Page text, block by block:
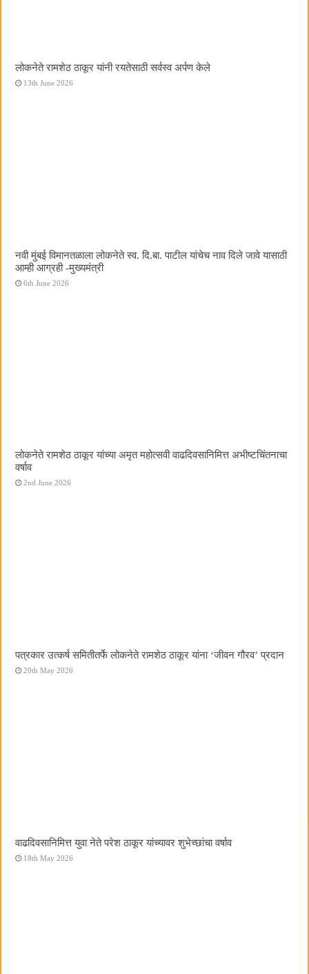
लोकनेते रामशेठ ठाकूर यांनी रयतेसाठी सर्वस्व अर्पण केले
13th June 2026
नवी मुंबई विमानतळाला लोकनेते स्व. दि.बा. पाटील यांचेच नाव दिले जावे यासाठी
आम्ही आग्रही -मुख्यमंत्री
6th June 2026
लोकनेते रामशेठ ठाकूर यांच्या अमृत महोत्सवी वाढदिवसानिमित्त अभीष्टचिंतनाचा
वर्षाव
2nd June 2026
पत्रकार उत्कर्ष समितीतर्फे लोकनेते रामशेठ ठाकूर यांना ‌‘जीवन गौरव‌’ प्रदान
20th May 2026
वाढदिवसानिमित्त युवा नेते परेश ठाकूर यांच्यावर शुभेच्छांचा वर्षाव
18th May 2026